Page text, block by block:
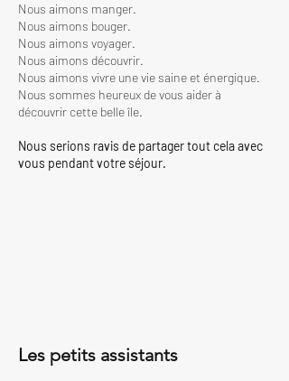
Nous aimons manger.
Nous aimons bouger.
Nous aimons voyager.
Nous aimons découvrir.
Nous aimons vivre une vie saine et énergique.
Nous sommes heureux de vous aider à
découvrir cette belle île.
Nous serions ravis de partager tout cela avec
vous pendant votre séjour.
Les petits assistants